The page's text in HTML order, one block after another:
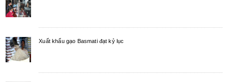
Xuất khẩu gạo Basmati đạt kỷ lục